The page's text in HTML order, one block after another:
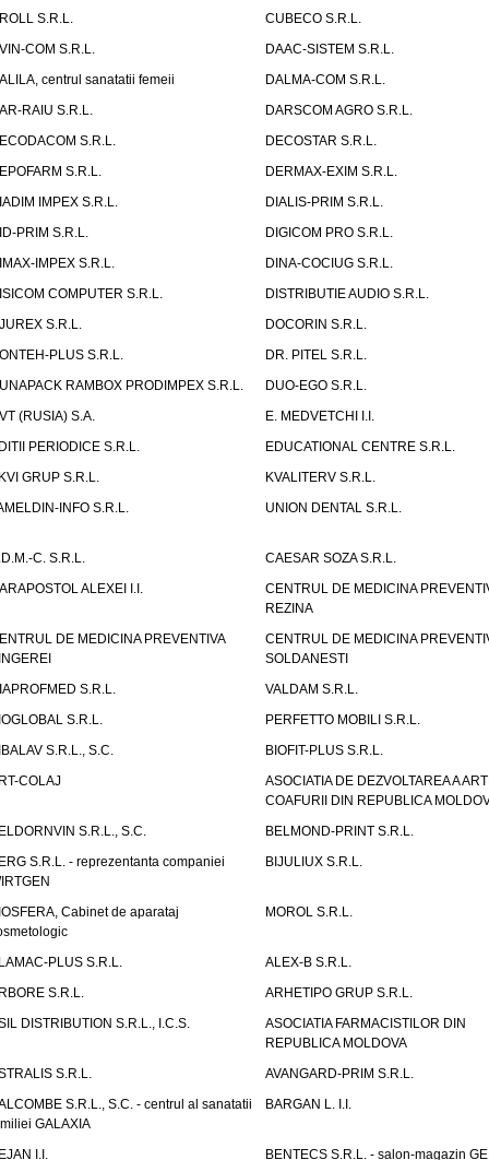
S.R.L.
CUBECO S.R.L.
COM S.R.L.
DAAC-SISTEM S.R.L.
centrul sanatatii femeii
DALMA-COM S.R.L.
RAIU S.R.L.
DARSCOM AGRO S.R.L.
S.R.L.
DECOSTAR S.R.L.
S.R.L.
DERMAX-EXIM S.R.L.
IMPEX S.R.L.
DIALIS-PRIM S.R.L.
PRIM S.R.L.
DIGICOM PRO S.R.L.
IMPEX S.R.L.
DINA-COCIUG S.R.L.
COMPUTER S.R.L.
DISTRIBUTIE AUDIO S.R.L.
S.R.L.
DOCORIN S.R.L.
PLUS S.R.L.
DR. PITEL S.R.L.
RAMBOX PRODIMPEX S.R.L.
DUO-EGO S.R.L.
(RUSIA) S.A.
E. MEDVETCHI I.I.
PERIODICE S.R.L.
EDUCATIONAL CENTRE S.R.L.
GRUP S.R.L.
KVALITERV S.R.L.
INFO S.R.L.
UNION DENTAL S.R.L.
C. S.R.L.
CAESAR SOZA S.R.L.
ALEXEI I.I.
CENTRUL DE MEDICINA
REZINA
DE MEDICINA PREVENTIVA
CENTRUL DE MEDICINA
SOLDANESTI
S.R.L.
VALDAM S.R.L.
S.R.L.
PERFETTO MOBILI S.R.L.
S.R.L., S.C.
BIOFIT-PLUS S.R.L.
COLAJ
ASOCIATIA DE DEZVOLTAREA A
COAFURII DIN REPUBLICA
S.R.L., S.C.
BELMOND-PRINT S.R.L.
S.R.L. - reprezentanta companiei
BIJULIUX S.R.L.
Cabinet de aparataj
MOROL S.R.L.
PLUS S.R.L.
ALEX-B S.R.L.
S.R.L.
ARHETIPO GRUP S.R.L.
DISTRIBUTION S.R.L., I.C.S.
ASOCIATIA FARMACISTILOR DIN
REPUBLICA MOLDOVA
S.R.L.
AVANGARD-PRIM S.R.L.
S.R.L., S.C. - centrul al sanatatii
GALAXIA
BARGAN L. I.I.
I.I. BENTECS S.R.L. - salon-magazin